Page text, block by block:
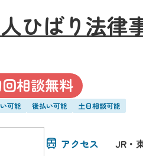
ひばり法律
相談無料
可能 後払い可能 土日相談可能
アクセス JR・